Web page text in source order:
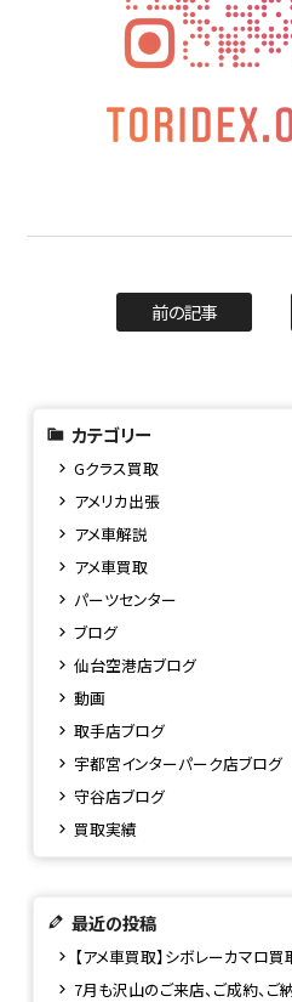
前の記事
カテゴリー
Gクラス買取
アメリカ出張
アメ車解説
アメ車買取
パーツセンター
ブログ
仙台空港店ブログ
動画
取手店ブログ
宇都宮インターパーク店ブログ
守谷店ブログ
買取実績
最近の投稿
【アメ車買取】シボレーカマロ買
7月も沢山のご来店、ご成約、ご